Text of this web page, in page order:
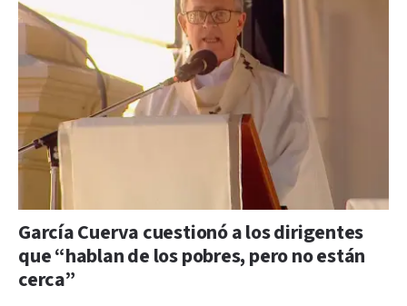
García Cuerva cuestionó a los dirigentes
que “hablan de los pobres, pero no están
cerca”